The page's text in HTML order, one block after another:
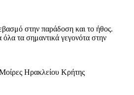
στην παράδοση και το ήθος.
όλα τα σημαντικά γεγονότα στην
Ηρακλείου Κρήτης